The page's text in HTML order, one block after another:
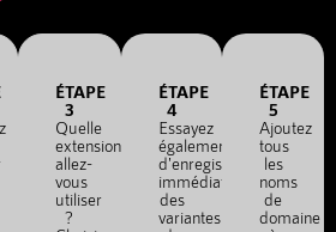
ÉTAPE
3
Quelle
extension
allez-
vous
utiliser
?
ÉTAPE
4
Essayez
également
d'enregistrer
immédiatement
des
variantes
ÉTAPE
5
Ajoutez
tous
les
noms
de
domaine